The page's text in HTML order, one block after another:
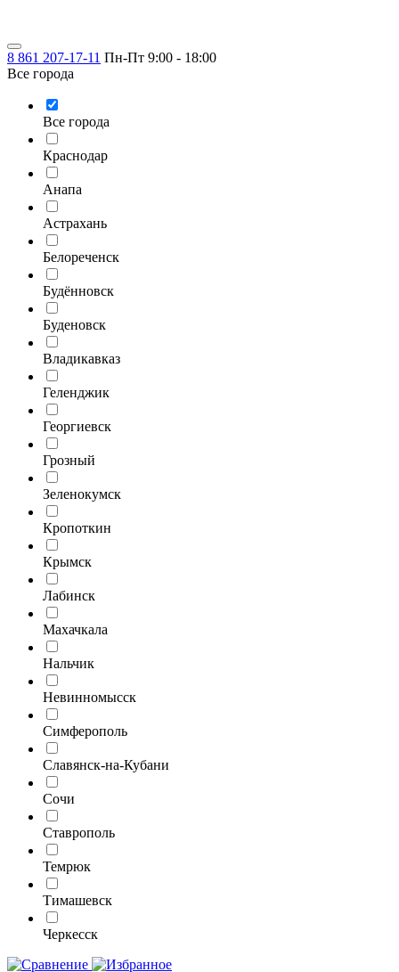
8 861 207-17-11 Пн-Пт 9:00 - 18:00
Все города
Все города
Краснодар
Анапа
Астрахань
Белореченск
Будённовск
Буденовск
Владикавказ
Геленджик
Георгиевск
Грозный
Зеленокумск
Кропоткин
Крымск
Лабинск
Махачкала
Нальчик
Невинномысск
Симферополь
Славянск-на-Кубани
Сочи
Ставрополь
Темрюк
Тимашевск
Черкесск